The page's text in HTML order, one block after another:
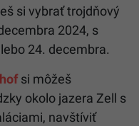
si vybrať trojdňový
2024, s
24. decembra.
si môžeš
okolo jazera Zell s
navštíviť